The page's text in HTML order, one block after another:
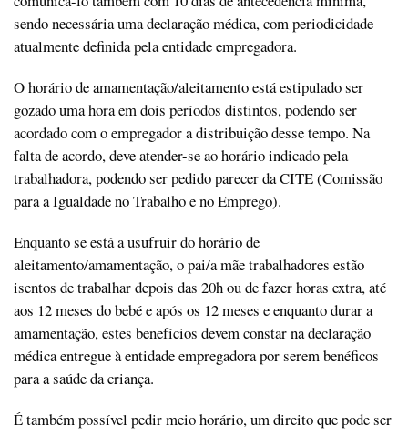
sendo necessária uma declaração médica, com periodicidade
atualmente definida pela entidade empregadora.
O horário de amamentação/aleitamento está estipulado ser
gozado uma hora em dois períodos distintos, podendo ser
acordado com o empregador a distribuição desse tempo. Na
falta de acordo, deve atender-se ao horário indicado pela
trabalhadora, podendo ser pedido parecer da CITE (Comissão
para a Igualdade no Trabalho e no Emprego).
Enquanto se está a usufruir do horário de
aleitamento/amamentação, o pai/a mãe trabalhadores estão
isentos de trabalhar depois das 20h ou de fazer horas extra, até
aos 12 meses do bebé e após os 12 meses e enquanto durar a
amamentação, estes benefícios devem constar na declaração
médica entregue à entidade empregadora por serem benéficos
para a saúde da criança.
É também possível pedir meio horário, um direito que pode ser